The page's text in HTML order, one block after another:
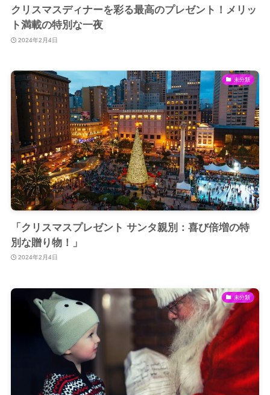
クリスマスディナーを彩る最高のプレゼント！メリッ
ト満載の特別な一夜
2024年2月4日
未分類
「クリスマスプレゼント サンタ親別：喜び倍増の特
別な贈り物！」
2024年2月4日
未分類